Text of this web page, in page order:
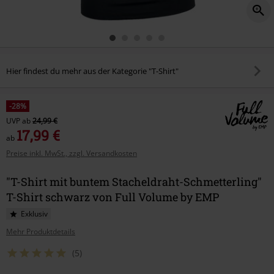
Hier findest du mehr aus der Kategorie "T-Shirt"
-28%
UVPab24,99 €
ab 17,99 €
Preise inkl. MwSt., zzgl. Versandkosten
"T-Shirt mit buntem Stacheldraht-Schmetterling"
T-Shirt schwarz von Full Volume by EMP
Exklusiv
Mehr Produktdetails
(5)